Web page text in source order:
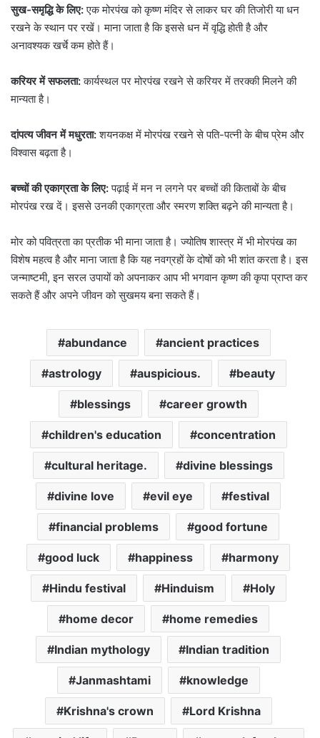
सुख-समृद्धि के लिए:एक मोरपंख को कृष्ण मंदिर से लाकर घर की तिजोरी या धन
रखने के स्थान पर रखें। माना जाता है कि इससे धन में वृद्धि होती है और
अनावश्यक खर्चे कम होते हैं।
करियर में सफलता:कार्यस्थल पर मोरपंख रखने से करियर में तरक्की मिलने की
मान्यता है।
दांपत्य जीवन में मधुरता:शयनकक्ष में मोरपंख रखने से पति-पत्नी के बीच प्रेम और
विश्वास बढ़ता है।
बच्चों की एकाग्रता के लिए:पढ़ाई में मन न लगने पर बच्चों की किताबों के बीच
मोरपंख रख दें। इससे उनकी एकाग्रता और स्मरण शक्ति बढ़ने की मान्यता है।
मोर को पवित्रता का प्रतीक भी माना जाता है। ज्योतिष शास्त्र में भी मोरपंख का
विशेष महत्व है और माना जाता है कि यह नवग्रहों के दोषों को भी शांत करता है। इस
जन्माष्टमी, इन सरल उपायों को अपनाकर आप भी भगवान कृष्ण की कृपा प्राप्त कर
सकते हैं और अपने जीवन को सुखमय बना सकते हैं।
abundance ancient practices
astrology auspicious. beauty
blessings career growth
children's education concentration
cultural heritage. divine blessings
divine love evil eye festival
financial problems good fortune
good luck happiness harmony
Hindu festival Hinduism Holy
home decor home remedies
Indian mythology Indian tradition
Janmashtami knowledge
Krishna's crown Lord Krishna